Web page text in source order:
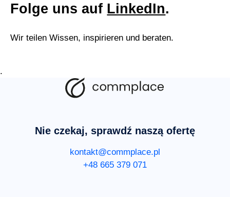
Folge uns auf LinkedIn.
Wir teilen Wissen, inspirieren und beraten.
.
Nie czekaj, sprawdź naszą ofertę
kontakt@commplace.pl
+48 665 379 071